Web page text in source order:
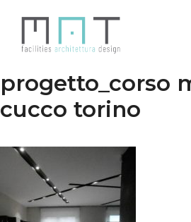
contenuto
progetto_corso
cucco torino